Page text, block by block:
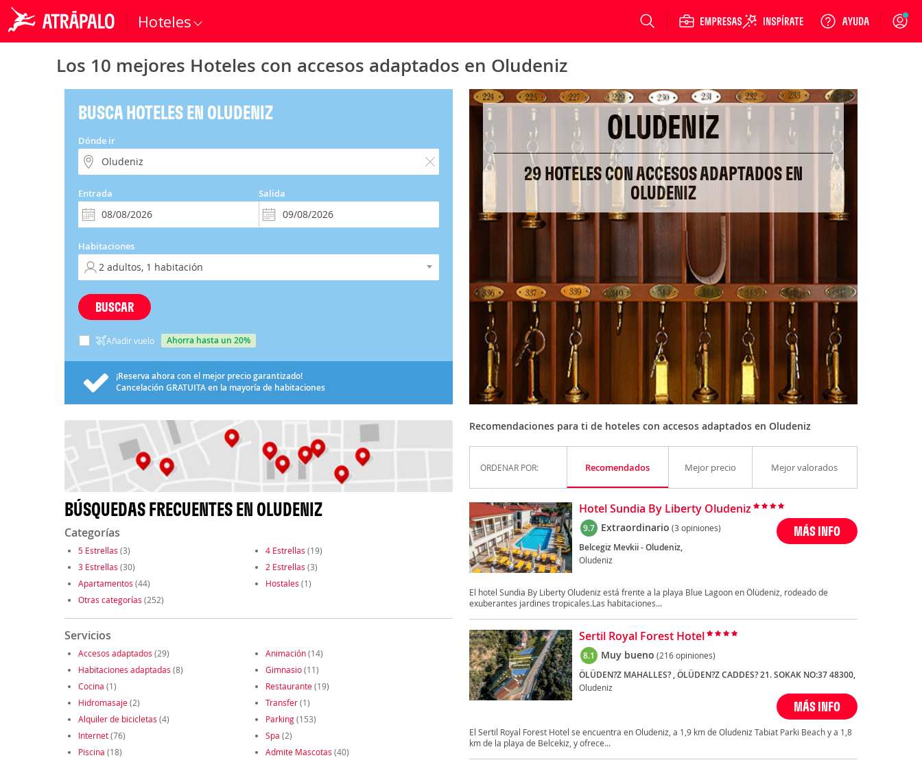
Hoteles Login
Los 10 mejores Hoteles con accesos adaptados en Oludeniz
BUSCA HOTELES EN OLUDENIZ
Dónde ir
Entrada Salida
Habitaciones
BUSCAR
Añadir vuelo ahorra hasta un 20%
¡Reserva ahora con el mejor precio garantizado!
Cancelación GRATUITAen la mayoría de habitaciones
BÚSQUEDAS FRECUENTES EN OLUDENIZ
Categorías
5 Estrellas (3) 4 Estrellas (19)
3 Estrellas (30) 2 Estrellas (3)
Apartamentos (44) Hostales (1)
Otras categorías (252)
Servicios
Accesos adaptados (29) Animación(14)
Habitaciones adaptadas (8) Gimnasio(11)
Cocina (1) Restaurante(19)
Hidromasaje(2) Transfer(1)
Alquiler de bicicletas (4) Parking(153)
Internet(76) Spa (2)
Piscina (18) Admite Mascotas (40)
OLUDENIZ
29 HOTELES CON ACCESOS ADAPTADOS EN
OLUDENIZ
Recomendaciones para ti de hoteles con accesos adaptados en Oludeniz
ORDENAR POR: Recomendados Mejor precio Mejor valorados
Hotel Sundia By Liberty Oludeniz
9.7 Extraordinario (3 opiniones)
Belcegiz Mevkii - Oludeniz,
Oludeniz
MÁS INFO
El hotel Sundia By Liberty Oludeniz está frente a la playa Blue Lagoon en Ölüdeniz, rodeado de
exuberantes jardines tropicales.Las habitaciones...
Sertil Royal Forest Hotel
8.1 Muy bueno (216 opiniones)
ÖLÜDEN?Z MAHALLES? , ÖLÜDEN?Z CADDES? 21. SOKAK NO:37 48300,
Oludeniz
MÁS INFO
El Sertil Royal Forest Hotel se encuentra en Oludeniz, a 1,9 km de Oludeniz Tabiat Parki Beach y a 1,8
km de la playa de Belcekiz, y ofrece...